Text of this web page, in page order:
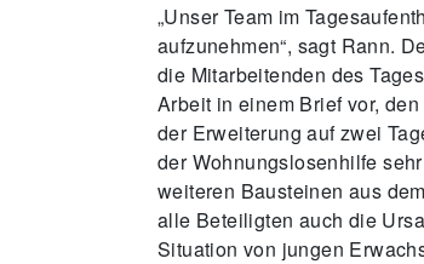
„Unser Team im
aufzunehmen“, sagt Rann.
die Mitarbeitenden des
Arbeit in einem Brief vor,
der Erweiterung auf zwei
der Wohnungslosenhilfe
weiteren Bausteinen aus
alle Beteiligten auch die
Situation von jungen